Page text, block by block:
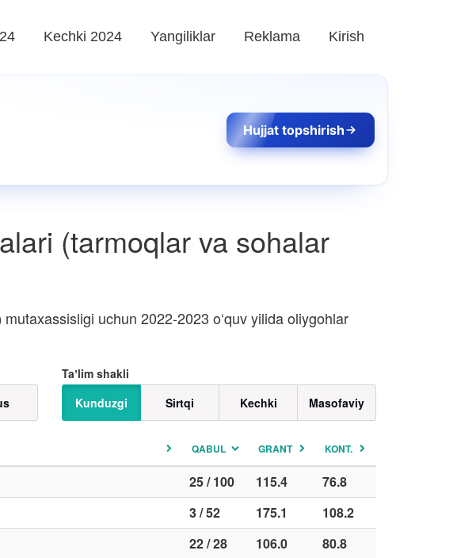
Kechki 2024 Yangiliklar Reklama Kirish
Hujjat topshirish
(tarmoqlar va sohalar
mutaxassisligi uchun 2022-2023 o‘quv yilida oliygohlar
Taʼlim shakli
Kunduzgi
Sirtqi Kechki Masofaviy
QABUL GRANT KONT.
25 / 100 115.4
76.8
3 / 52 175.1
108.2
22 / 28 106.0
80.8